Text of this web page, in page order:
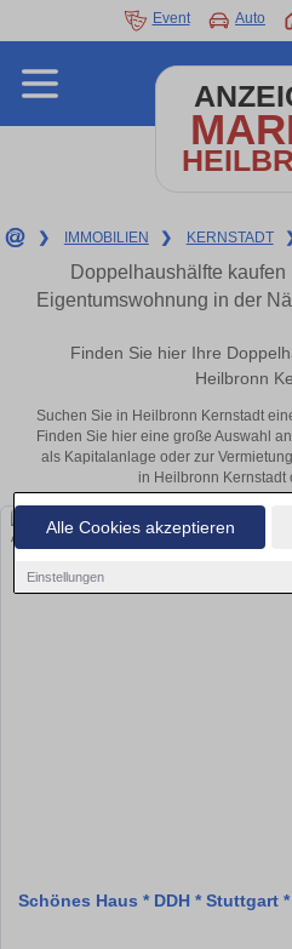
Alle Cookies akzeptieren
Einstellungen
Event Auto
❯ IMMOBILIEN ❯ KERNSTADT
Doppelhaushälfte
Eigentumswohnung in der
Finden Sie hier Ihre
Heilbronn
Suchen Sie in Heilbronn Kernstadt
Finden Sie hier eine große Auswahl
als Kapitalanlage oder zur
in Heilbronn Kernstadt
Schönes Haus * DDH * Stuttgart *